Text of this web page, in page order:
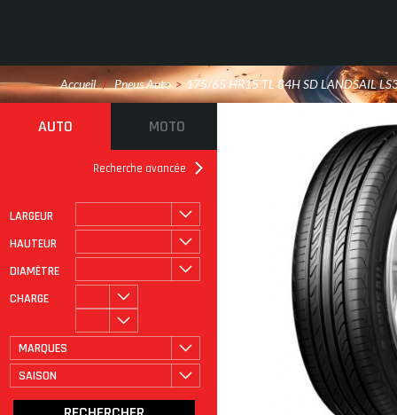
Accueil / Pneus Auto > 175/65 HR15 TL 84H SD LANDSAIL
AUTO MOTO
Recherche avancée
LARGEUR
HAUTEUR
DIAMÈTRE
CHARGE
MARQUES
SAISON
ROULAGE À PLAT